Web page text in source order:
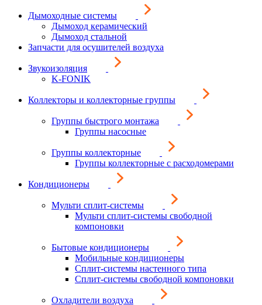
Дымоходные системы
Дымоход керамический
Дымоход стальной
Запчасти для осушителей воздуха
Звукоизоляция
K-FONIK
Коллекторы и коллекторные группы
Группы быстрого монтажа
Группы насосные
Группы коллекторные
Группы коллекторные с расходомерами
Кондиционеры
Мульти сплит-системы
Мульти сплит-системы свободной
компоновки
Бытовые кондиционеры
Мобильные кондиционеры
Сплит-системы настенного типа
Сплит-системы свободной компоновки
Охладители воздуха